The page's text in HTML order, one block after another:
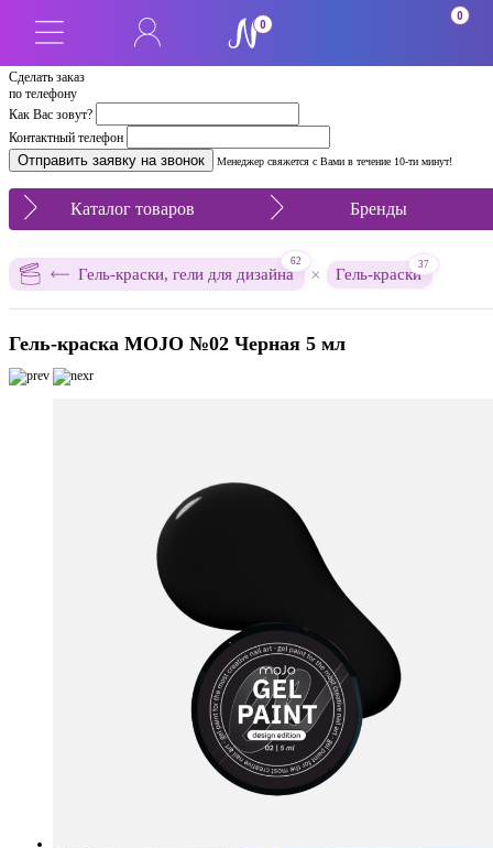
Сделать заказ
по телефону
Как Вас зовут?
Контактный телефон
Менеджер свяжется с Вами в течение 10-ти минут!
0
0
Каталог товаров Бренды
Гель-краски, гели для дизайна
62
× Гель-краски
37
Гель-краска MOJO №02 Черная 5 мл